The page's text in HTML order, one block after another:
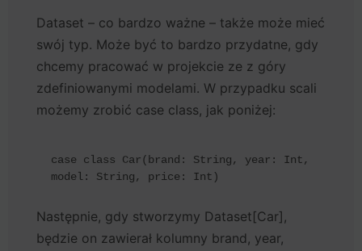
Dataset – co bardzo ważne – także może mieć
swój typ. Może być to bardzo przydatne, gdy
chcemy pracować w projekcie ze z góry
zdefiniowanymi modelami. W przypadku scali
możemy zrobić case class, jak poniżej:
case class Car(brand: String, year: Int,
model: String, price: Int)
Następnie, gdy stworzymy Dataset[Car],
będzie on zawierał kolumny brand, year,